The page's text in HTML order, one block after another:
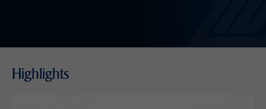
Highlights